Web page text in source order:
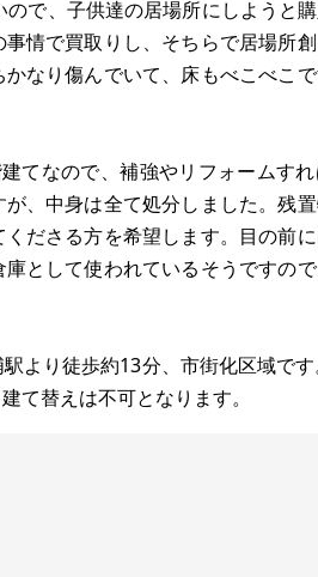
で、子供達の居場所にしようと
情で買取りし、そちらで居場所創
なり傷んでいて、床もべこべこ
てなので、補強やリフォームす
、中身は全て処分しました。残
ださる方を希望します。目の前
として使われているそうですの
より徒歩約13分、市街化区域で
て替えは不可となります。